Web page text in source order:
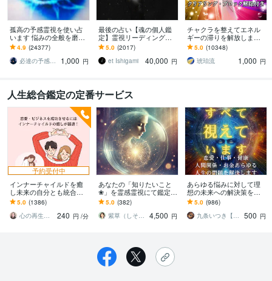
孤高の予感霊視を使い占
います 悩みの全般を磨き
上げ、研ぎ澄ました予感
より霊視により導きます
4.9 (24377)
必達の予感霊視 渡邊 潤一
1,000 円
最後の占い【魂の個人鑑
定】霊視リーディング承
ります 運命の地図を手
に、輝く人生を創る｜魂
の全体像を紐解く鑑定
5.0 (2017)
et Ishigami
40,000 円
チャクラを整えてエネル
ギーの滞りを解放します 7
割超リピート！人生を変
えたい人のエネルギー調
整
5.0 (10348)
琥珀流
1,000 円
人生総合鑑定の定番サービス
予約受付中
インナーチャイルドを癒
し未来の自分とも統合し
ます 両親へのネガティブ
な感情が お金や人間関係
に影響してる？
5.0 (1386)
心の再生セラピスト YASUKO
240 円 /分
あなたの「知りたいこと
❀」を霊感霊視にて鑑定し
ます あなたの笑顔を取り
戻すために、今知りたい
ことを霊視透視します
5.0 (382)
紫草（しそう）❀真実の霊感霊視・透視鑑定
4,500 円
あらゆる悩みに対して理
想の未来への解決策を授
けます 人生が上手くいか
ないと悩んでいる人に未
来を好転させる魂の導き
5.0 (986)
九条いつき【高次元宇宙霊視師】
500 円